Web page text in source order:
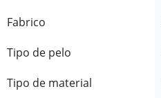
Fabrico
Tipo de pelo
Tipo de material